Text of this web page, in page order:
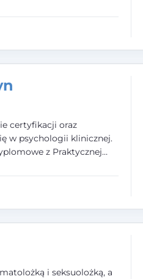
psychologię
z interwencji kryzysowej
Wrocławiu. W pracy
certyfikacji oraz
w psychologii klinicznej.
z Praktycznej
uczestniczę w
Psychiatrycznego oraz
a także jestem
i seksuolożką, a